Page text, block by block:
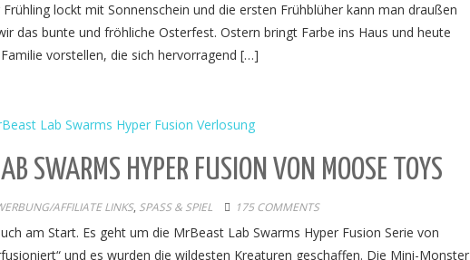
lockt mit Sonnenschein und die ersten Frühblüher kann man draußen
das bunte und fröhliche Osterfest. Ostern bringt Farbe ins Haus und heute
vorstellen, die sich hervorragend […]
SWARMS HYPER FUSION VON MOOSE TOYS
AFFILIATE LINKS, SPASS & SPIEL 175 COMMENTS
am Start. Es geht um die MrBeast Lab Swarms Hyper Fusion Serie von
und es wurden die wildesten Kreaturen geschaffen. Die Mini-Monster